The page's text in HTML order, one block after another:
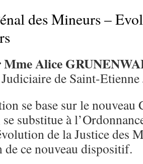
des Mineurs –
Mme Alice
de Saint-Etienne
se base sur le nouveau
substitue à
de la Justice des
de ce nouveau dispositif.